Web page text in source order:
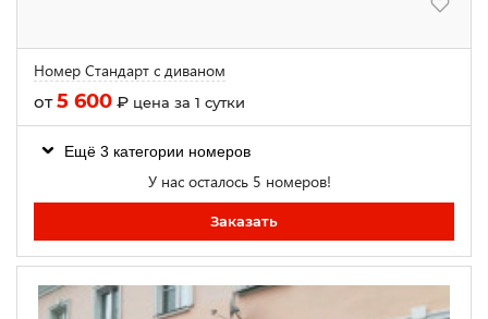
Номер Стандарт с диваном
от5 600 ₽ цена за 1 сутки
Ещё 3 категории номеров
У нас осталось 5 номеров!
Заказать